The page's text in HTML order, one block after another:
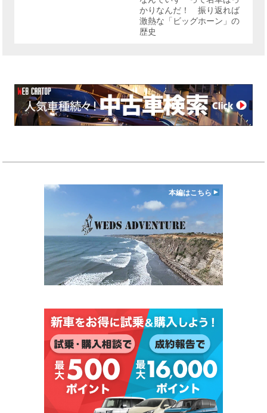
かりなんだ！ 振り返れば
激熱な「ビッグホーン」の
歴史
本編はこちら